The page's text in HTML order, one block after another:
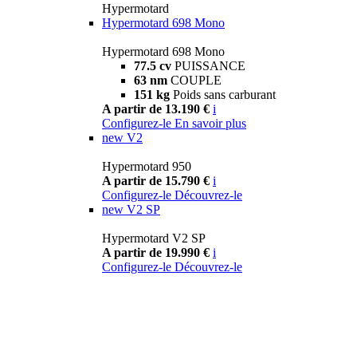
Hypermotard
Hypermotard 698 Mono
Hypermotard 698 Mono
77.5 cv PUISSANCE
63 nm COUPLE
151 kg Poids sans carburant
A partir de 13.190 € i
Configurez-le En savoir plus
new V2
Hypermotard 950
A partir de 15.790 € i
Configurez-le Découvrez-le
new V2 SP
Hypermotard V2 SP
A partir de 19.990 € i
Configurez-le Découvrez-le